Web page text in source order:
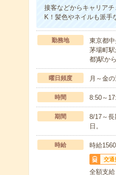
接客などからキャリア
K！髪色やネイルも派手
勤務地
東京都
茅場町
都)駅か
曜日頻度 月～金の
時間 8:50～
期間
8/17～
日。
時給 時給
交通
全額支給